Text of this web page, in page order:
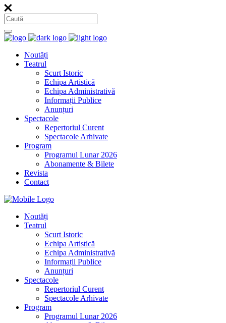
Noutăți
Teatrul
Scurt Istoric
Echipa Artistică
Echipa Administrativă
Informații Publice
Anunțuri
Spectacole
Repertoriul Curent
Spectacole Arhivate
Program
Programul Lunar 2026
Abonamente & Bilete
Revista
Contact
Noutăți
Teatrul
Scurt Istoric
Echipa Artistică
Echipa Administrativă
Informații Publice
Anunțuri
Spectacole
Repertoriul Curent
Spectacole Arhivate
Program
Programul Lunar 2026